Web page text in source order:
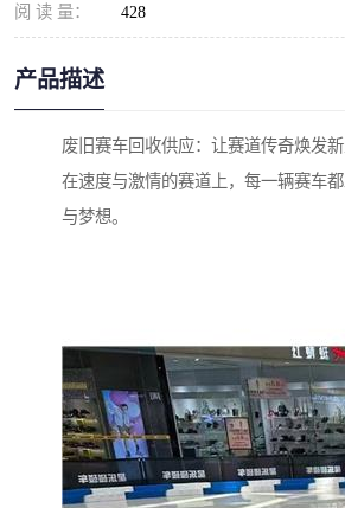
阅 读 量： 428
产品描述
废旧赛车回收供应：让赛道传奇焕发
在速度与激情的赛道上，每一辆赛车
与梦想。